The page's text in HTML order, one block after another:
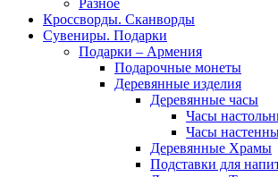
Разное
Кроссворды. Сканворды
Сувениры. Подарки
Подарки – Армения
Подарочные монеты
Деревянные изделия
Деревянные часы
Часы
Часы
Деревянные Храмы
Подставки для